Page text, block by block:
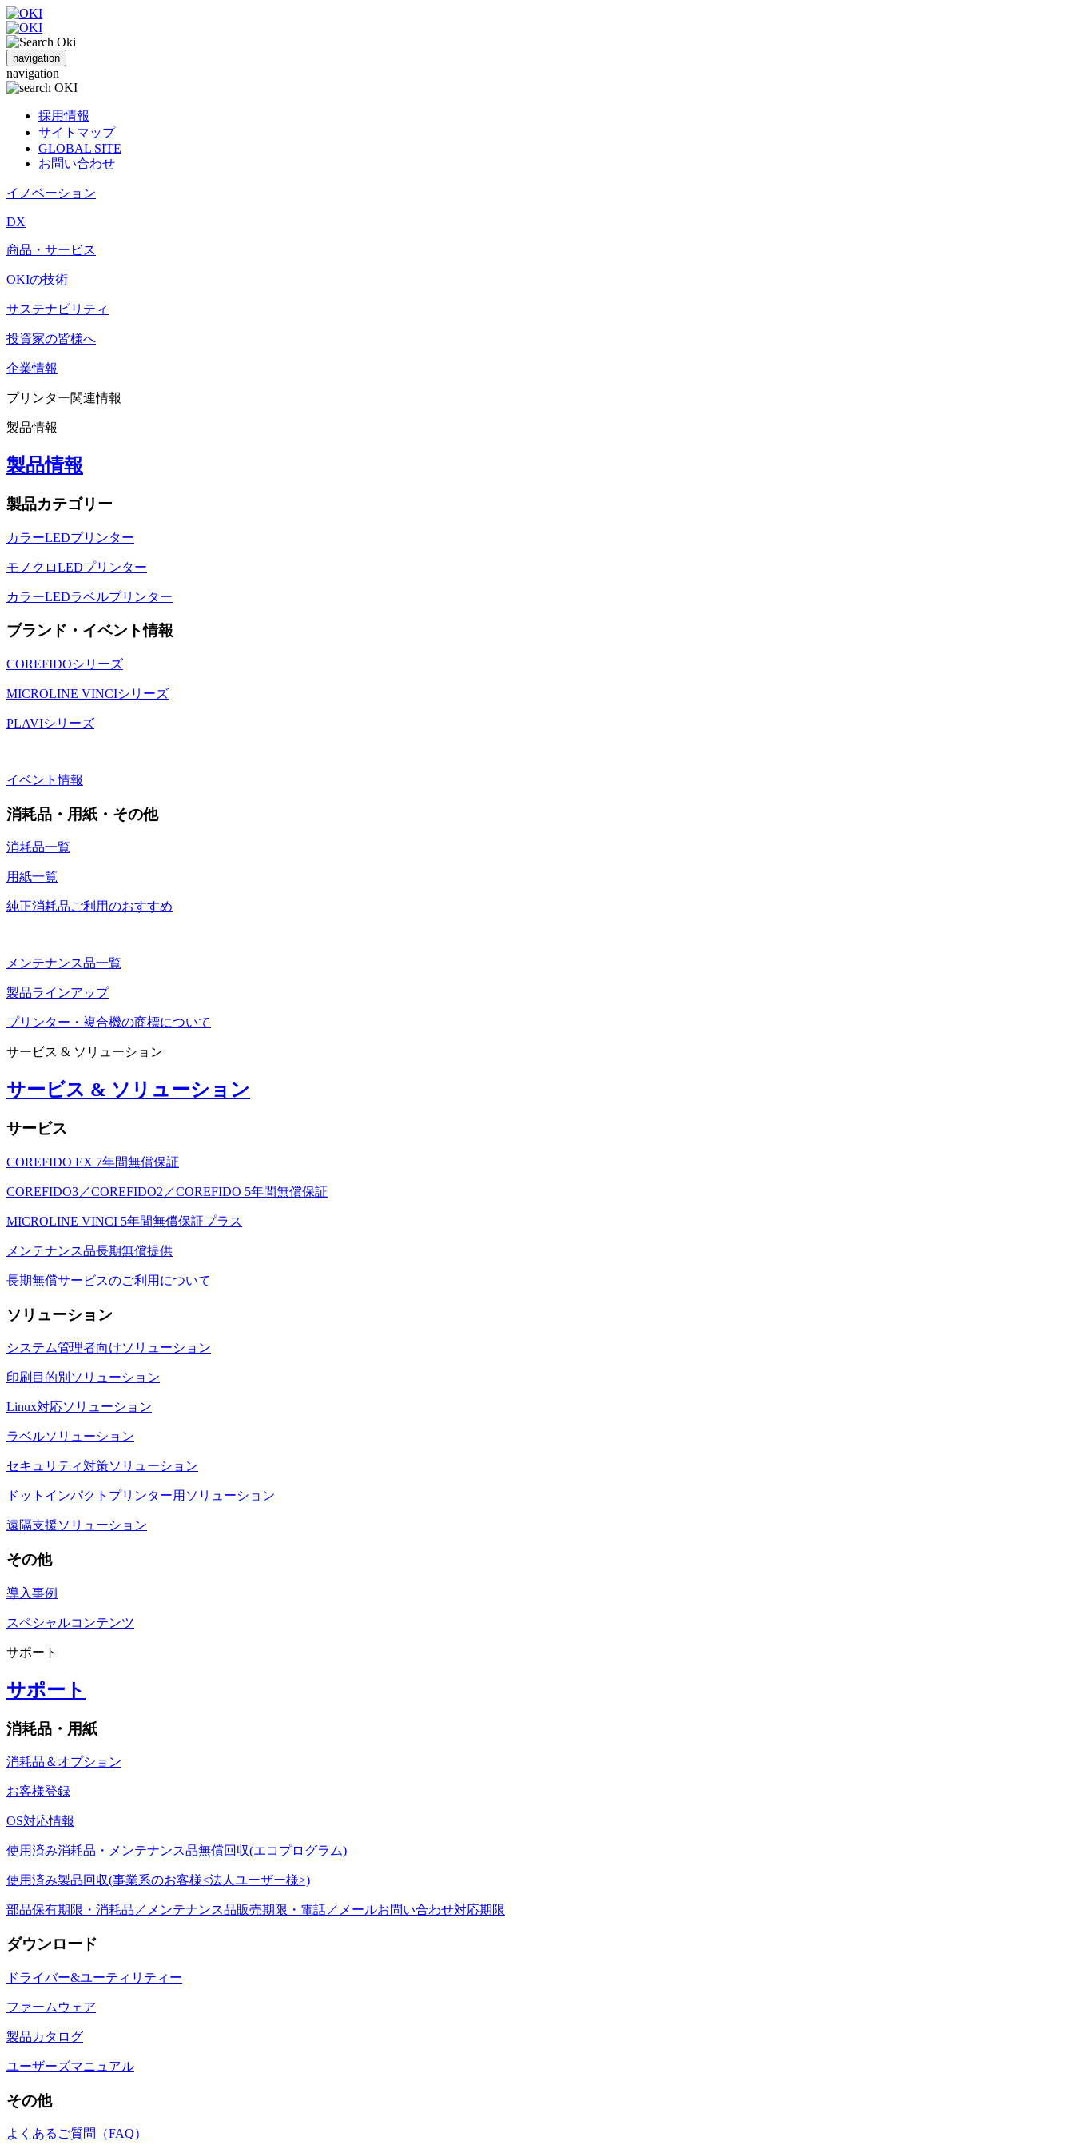
navigation
navigation
採用情報
サイトマップ
GLOBAL SITE
お問い合わせ
イノベーション
DX
商品・サービス
OKIの技術
サステナビリティ
投資家の皆様へ
企業情報
プリンター関連情報
製品情報
製品情報
製品カテゴリー
カラーLEDプリンター
モノクロLEDプリンター
カラーLEDラベルプリンター
ブランド・イベント情報
COREFIDOシリーズ
MICROLINE VINCIシリーズ
PLAVIシリーズ
イベント情報
消耗品・用紙・その他
消耗品一覧
用紙一覧
純正消耗品ご利用のおすすめ
メンテナンス品一覧
製品ラインアップ
プリンター・複合機の商標について
サービス & ソリューション
サービス & ソリューション
サービス
COREFIDO EX 7年間無償保証
COREFIDO3／COREFIDO2／COREFIDO 5年間無償保証
MICROLINE VINCI 5年間無償保証プラス
メンテナンス品長期無償提供
長期無償サービスのご利用について
ソリューション
システム管理者向けソリューション
印刷目的別ソリューション
Linux対応ソリューション
ラベルソリューション
セキュリティ対策ソリューション
ドットインパクトプリンター用ソリューション
遠隔支援ソリューション
その他
導入事例
スペシャルコンテンツ
サポート
サポート
消耗品・用紙
消耗品＆オプション
お客様登録
OS対応情報
使用済み消耗品・メンテナンス品無償回収(エコプログラム)
使用済み製品回収(事業系のお客様<法人ユーザー様>)
部品保有期限・消耗品／メンテナンス品販売期限・電話／メールお問い合わせ対応期限
ダウンロード
ドライバー&ユーティリティー
ファームウェア
製品カタログ
ユーザーズマニュアル
その他
よくあるご質問（FAQ）